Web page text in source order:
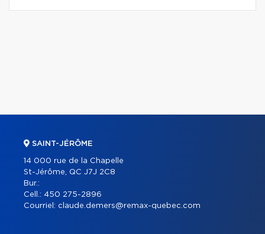
SAINT-JÉRÔME
14 000 rue de la Chapelle
St-Jérôme, QC J7J 2C8
Bur.:
Cell.: 450 275-2896
Courriel: claude.demers@remax-quebec.com